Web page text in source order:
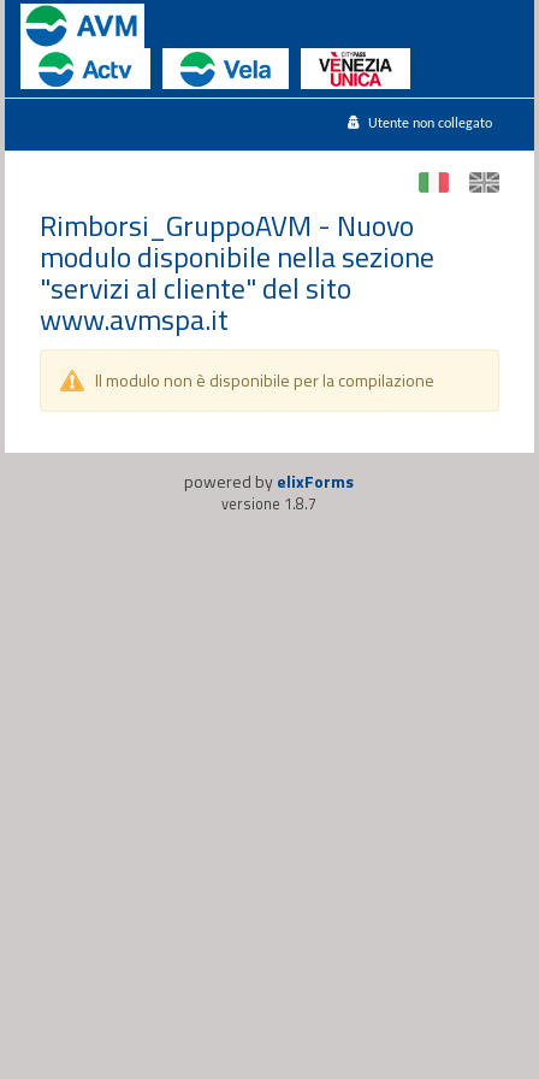
Utente non collegato
Rimborsi_GruppoAVM - Nuovo
modulo disponibile nella sezione
"servizi al cliente" del sito
www.avmspa.it
Il modulo non è disponibile per la compilazione
powered byelixForms
versione 1.8.7